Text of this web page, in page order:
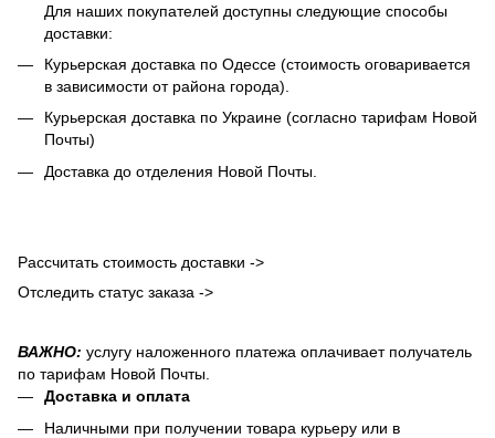
Для наших покупателей доступны следующие способы
доставки:
Курьерская доставка по Одессе (стоимость оговаривается
в зависимости от района города).
Курьерская доставка по Украине (согласно тарифам Новой
Почты)
Доставка до отделения Новой Почты.
Рассчитать стоимость доставки ->
Отследить статус заказа ->
ВАЖНО: услугу наложенного платежа оплачивает получатель
по тарифам Новой Почты.
Доставка и оплата
Наличными при получении товара курьеру или в